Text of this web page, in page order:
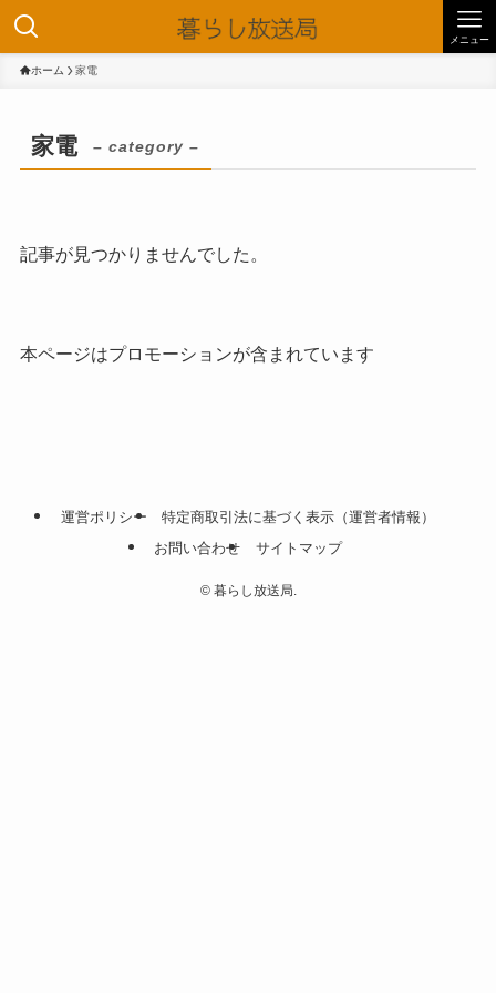
メニュー
ホーム 家電
家電 – category –
記事が見つかりませんでした。
本ページはプロモーションが含まれています
運営ポリシー
特定商取引法に基づく表示（運営者情報）
お問い合わせ
サイトマップ
©暮らし放送局.